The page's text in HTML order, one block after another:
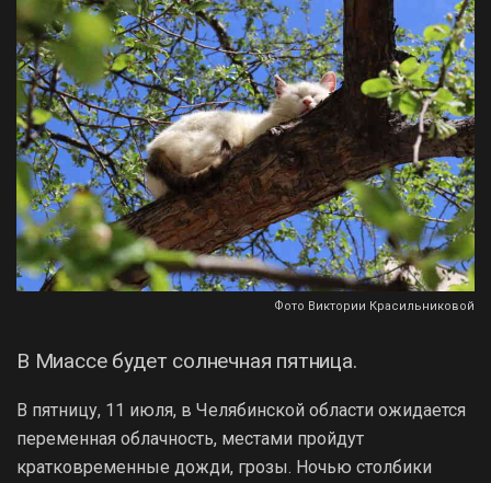
Фото Виктории Красильниковой
В Миассе будет солнечная пятница.
В пятницу, 11 июля, в Челябинской области ожидается
переменная облачность, местами пройдут
кратковременные дожди, грозы. Ночью столбики